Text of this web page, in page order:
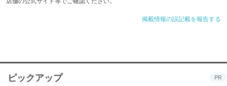
掲載情報の誤記載を報告する
ピックアップ PR